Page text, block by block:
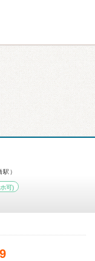
）
可)